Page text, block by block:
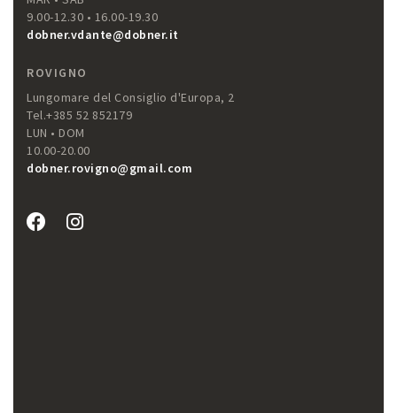
9.00-12.30 • 16.00-19.30
dobner.vdante@dobner.it
ROVIGNO
Lungomare del Consiglio d'Europa, 2
Tel.+385 52 852179
LUN • DOM
10.00-20.00
dobner.rovigno@gmail.com